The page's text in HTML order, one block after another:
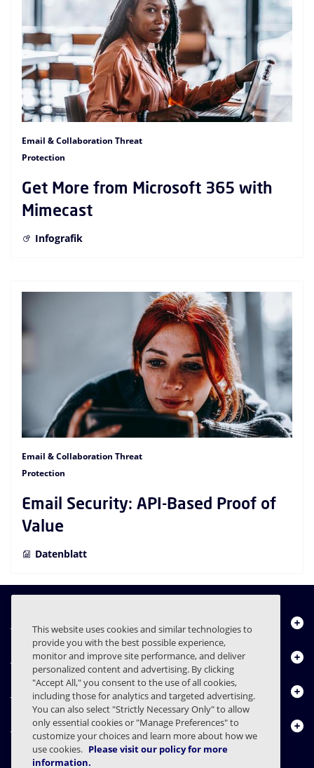
Email & Collaboration Threat
Protection
Get More from Microsoft 365 with
Mimecast
Infografik
Email & Collaboration Threat
Protection
Email Security: API-Based Proof of
Value
Datenblatt
Über uns
Produkte
Ressourcencenter
Kontakt
This website uses cookies and similar technologies to
provide you with the best possible experience,
monitor and improve site performance, and deliver
personalized content and advertising. By clicking
"Accept All," you consent to the use of all cookies,
including those for analytics and targeted advertising.
You can also select "Strictly Necessary Only" to allow
only essential cookies or "Manage Preferences" to
customize your choices and learn more about how we
use cookies. Please visit our policy for more
information.